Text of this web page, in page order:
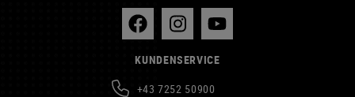
KUNDENSERVICE
+43 7252 50900